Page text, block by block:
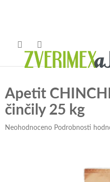
Apetit
činčily 25 kg
Průměrné
Neohodnoceno Podrobnosti